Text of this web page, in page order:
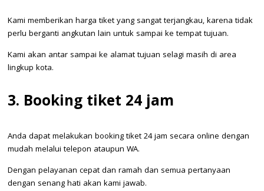
Kami memberikan harga tiket yang sangat terjangkau, karena tidak
perlu berganti angkutan lain untuk sampai ke tempat tujuan.
Kami akan antar sampai ke alamat tujuan selagi masih di area
lingkup kota.
3. Booking tiket 24 jam
Anda dapat melakukan booking tiket 24 jam secara online dengan
mudah melalui telepon ataupun WA.
Dengan pelayanan cepat dan ramah dan semua pertanyaan
dengan senang hati akan kami jawab.